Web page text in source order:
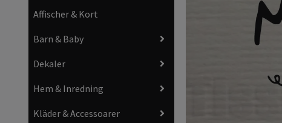
Affischer & Kort
Barn & Baby
Dekaler
Hem & Inredning
Kläder & Accessoarer